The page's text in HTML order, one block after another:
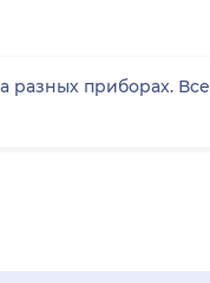
разных приборах. Все